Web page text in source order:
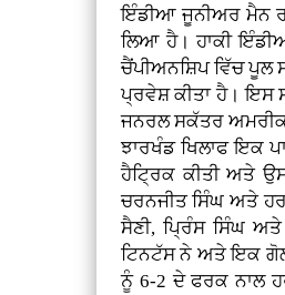
ਇੰਡੀਆ ਜੂਨੀਅਰ ਮੈਨ
ਲਿਆ ਹੈ। ਹਾਕੀ
ਚੈਂਪੀਅਨਸ਼ਿਪ ਵਿੱਚ ਪੂਲ
ਪ੍ਰਵੇਸ਼ ਕੀਤਾ ਹੈ। ਇਸ
ਜਨਰਲ ਸਕੱਤਰ
ਝਾਰਖੰਡ ਖਿਲਾਫ ਇਕ
ਹੈਟ੍ਰਿਕ ਕੀਤੀ ਅਤੇ
ਚਰਨਜੀਤ ਸਿੰਘ ਅਤੇ
ਸੈਣੀ, ਪ੍ਰਿੰਸ ਸਿੰਘ
ਟਿਨਟੱਸ ਨੇ ਅਤੇ ਇਕ ਗੋਲ
ਨੂੰ 6-2 ਦੇ ਫਰਕ ਨਾਲ